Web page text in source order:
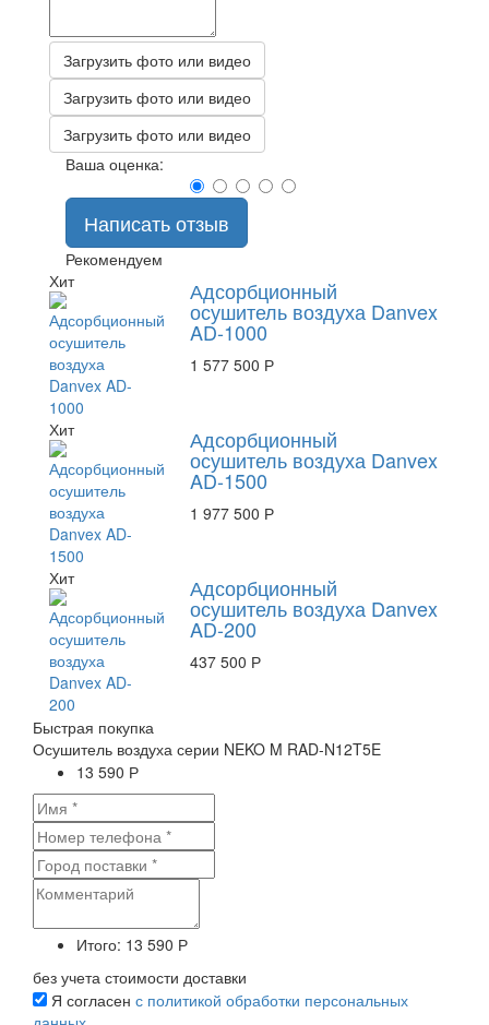
Загрузить фото или видео
Загрузить фото или видео
Загрузить фото или видео
Ваша оценка:
Написать отзыв
Рекомендуем
Хит
Адсорбционный
осушитель воздуха Danvex
AD-1000
1 577 500 Р
Хит Адсорбционный
осушитель воздуха Danvex
AD-1500
1 977 500 Р
Хит Адсорбционный
осушитель воздуха Danvex
AD-200
437 500 Р
Быстрая покупка
Осушитель воздуха серии NEKO M RAD-N12T5E
13 590 Р
Итого: 13 590 Р
без учета стоимости доставки
Я согласен с политикой обработки персональных